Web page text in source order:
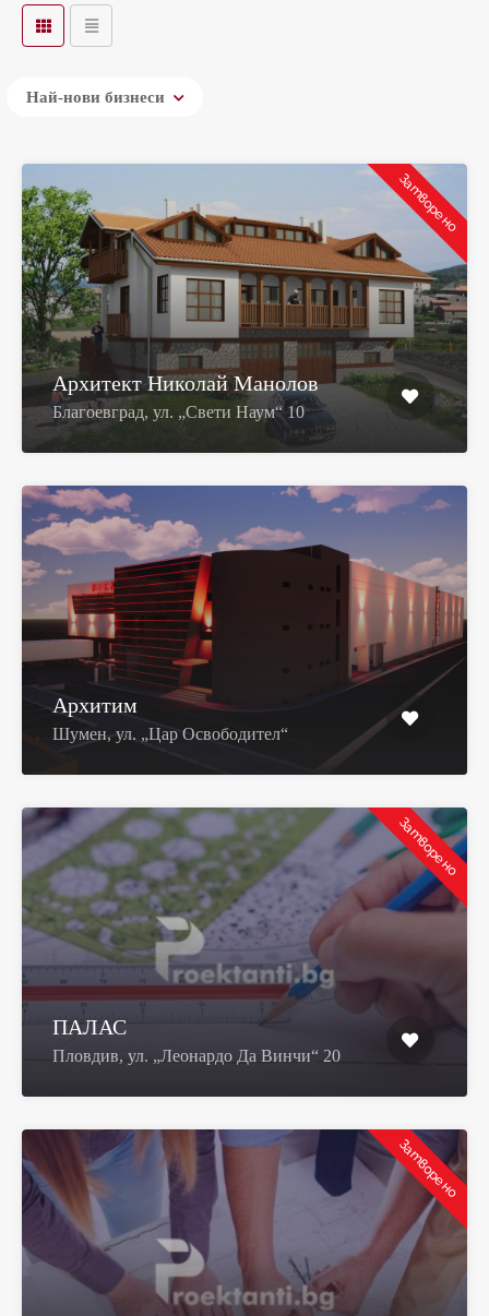
Най-нови бизнеси
Затворено
Архитект Николай Манолов
Благоевград, ул. „Свети Наум“ 10
Архитим
Шумен, ул. „Цар Освободител“
Затворено
ПАЛАС
Пловдив, ул. „Леонардо Да Винчи“ 20
Затворено